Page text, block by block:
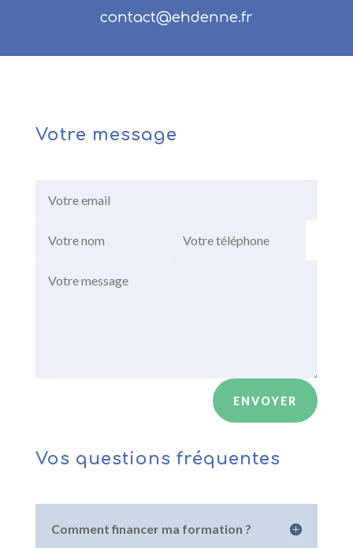
contact@ehdenne.fr
Votre message
ENVOYER
Vos questions fréquentes
Comment financer ma formation ?